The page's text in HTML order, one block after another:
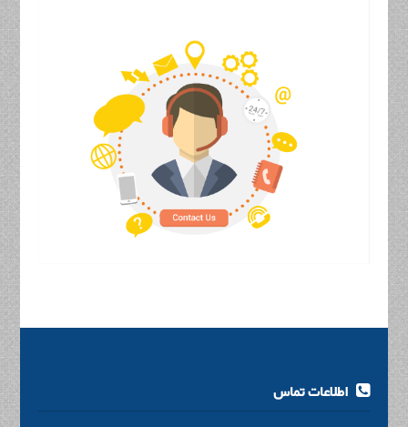
اطلاعات تماس